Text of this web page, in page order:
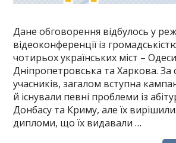
Дане обговорення відбулось у
відеоконференції із
чотирьох українських міст –
Дніпропетровська та Харкова. За
учасників, загалом вступна
й існували певні проблеми із
Донбасу та Криму, але їх вирішили.
дипломи, що їх видавали …